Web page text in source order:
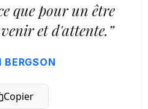
que pour un être
et d'attente.”
BERGSON
Copier